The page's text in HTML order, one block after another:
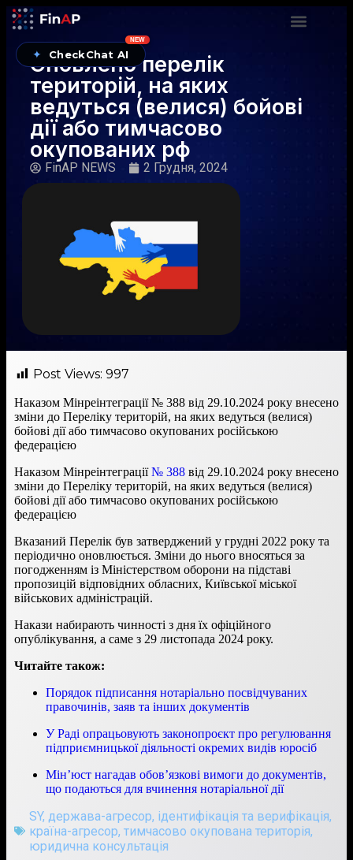
✦ CheckChat AI
NEW
Оновлено перелік
територій, на яких
ведуться (велися) бойові
дії або тимчасово
окупованих рф
FinAP NEWS 2 Грудня, 2024
Post Views: 997
Наказом Мінреінтеграції № 388 від 29.10.2024 року внесено
зміни до Переліку територій, на яких ведуться (велися)
бойові дії або тимчасово окупованих російською
федерацією
Наказом Мінреінтеграції№ 388 від 29.10.2024 року внесено
зміни до Переліку територій, на яких ведуться (велися)
бойові дії або тимчасово окупованих російською
федерацією
Вказаний Перелік був затверджений у грудні 2022 року та
періодично оновлюється. Зміни до нього вносяться за
погодженням із Міністерством оборони на підставі
пропозицій відповідних обласних, Київської міської
військових адміністрацій.
Накази набирають чинності з дня їх офіційного
опублікування, а саме з 29 листопада 2024 року.
Читайте також:
Порядок підписання нотаріально посвідчуваних
правочинів, заяв та інших документів
У Раді опрацьовують законопроєкт про регулювання
підприємницької діяльності окремих видів юросіб
Мін’юст нагадав обов’язкові вимоги до документів,
що подаються для вчинення нотаріальної дії
SY, держава-агресор, ідентифікація та верифікація,
країна-агресор, тимчасово окупована територія,
юридична консультація